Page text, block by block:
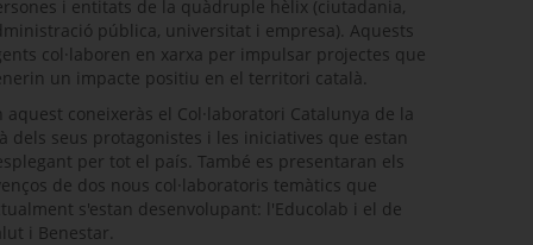
i entitats de la quàdruple hèlix (ciutadania,
pública, universitat i empresa). Aquests
col·laboren en xarxa per impulsar projectes que
un impacte positiu en el territori català.
aquest coneixeràs el Col·laboratori Catalunya de la
dels seus protagonistes i les iniciatives que estan
per tot el país. També es presentaran els
de dos nous col·laboratoris temàtics que
s'estan desenvolupant: l'Educolab i el de
i Benestar.